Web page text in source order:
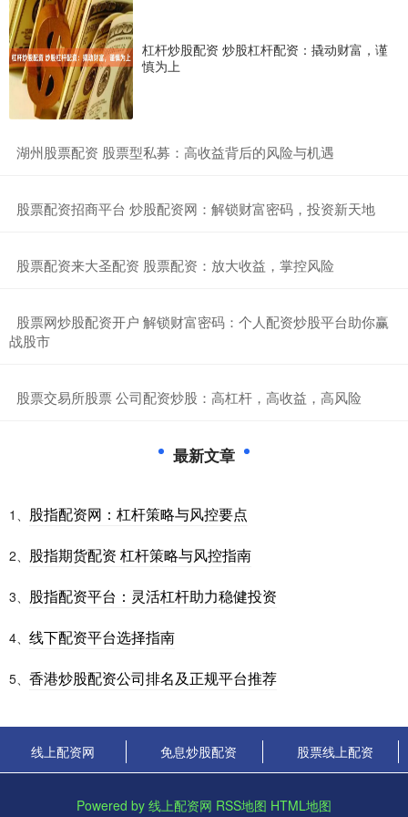
杠杆炒股配资 炒股杠杆配资：撬动财富，谨
慎为上
​湖州股票配资 股票型私募：高收益背后的风险与机遇
​股票配资招商平台 炒股配资网：解锁财富密码，投资新天地
​股票配资来大圣配资 股票配资：放大收益，掌控风险
​股票网炒股配资开户 解锁财富密码：个人配资炒股平台助你赢
战股市
​股票交易所股票 公司配资炒股：高杠杆，高收益，高风险
最新文章
1、 股指配资网：杠杆策略与风控要点
2、 股指期货配资 杠杆策略与风控指南
3、 股指配资平台：灵活杠杆助力稳健投资
4、 线下配资平台选择指南
5、 香港炒股配资公司排名及正规平台推荐
线上配资网 免息炒股配资 股票线上配资
Powered by 线上配资网 RSS地图 HTML地图